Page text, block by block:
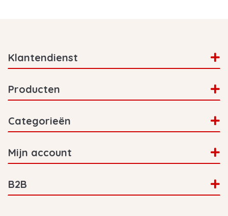
Klantendienst
Producten
Categorieën
Mijn account
B2B